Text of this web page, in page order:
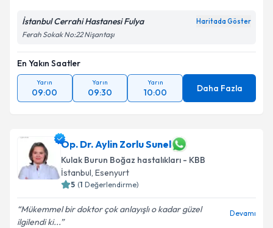
İstanbul Cerrahi Hastanesi Fulya Haritada Göster
Ferah Sokak No:22 Nişantaşı
En Yakın Saatler
Yarın
09:00
Yarın
09:30
Yarın
10:00 Daha Fazla
Op. Dr. Aylin Zorlu Sunel
Kulak Burun Boğaz hastalıkları - KBB
İstanbul, Esenyurt
5 (1 Değerlendirme)
Mükemmel bir doktor çok anlayışlı o kadar güzel
ilgilendi ki...
Devamı